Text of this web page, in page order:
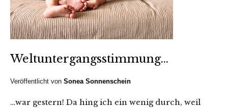
Weltuntergangsstimmung…
Veröffentlicht von Sonea Sonnenschein
…war gestern! Da hing ich ein wenig durch, weil